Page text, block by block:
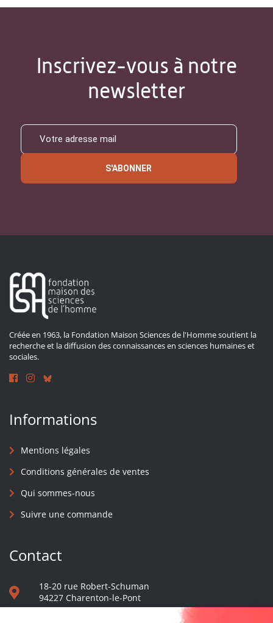
Inscrivez-vous à notre
newsletter
S'ABONNER
Créée en 1963, la Fondation Maison Sciences de l'Homme soutient la
recherche et la diffusion des connaissances en sciences humaines et
sociales.
Informations
Mentions légales
Conditions générales de ventes
Qui sommes-nous
Suivre une commande
Contact
18-20 rue Robert-Schuman
94227 Charenton-le-Pont